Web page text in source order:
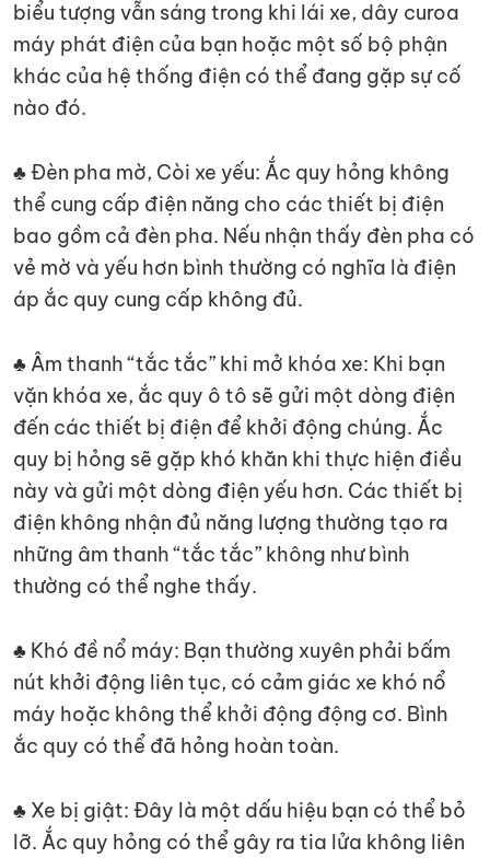
biểu tượng vẫn sáng trong khi lái xe, dây curoa
máy phát điện của bạn hoặc một số bộ phận
khác của hệ thống điện có thể đang gặp sự cố
nào đó.
♣ Đèn pha mờ, Còi xe yếu: Ắc quy hỏng không
thể cung cấp điện năng cho các thiết bị điện
bao gồm cả đèn pha. Nếu nhận thấy đèn pha có
vẻ mờ và yếu hơn bình thường có nghĩa là điện
áp ắc quy cung cấp không đủ.
♣ Âm thanh “tắc tắc” khi mở khóa xe: Khi bạn
vặn khóa xe, ắc quy ô tô sẽ gửi một dòng điện
đến các thiết bị điện để khởi động chúng. Ắc
quy bị hỏng sẽ gặp khó khăn khi thực hiện điều
này và gửi một dòng điện yếu hơn. Các thiết bị
điện không nhận đủ năng lượng thường tạo ra
những âm thanh “tắc tắc” không như bình
thường có thể nghe thấy.
♣ Khó đề nổ máy: Bạn thường xuyên phải bấm
nút khởi động liên tục, có cảm giác xe khó nổ
máy hoặc không thể khởi động động cơ. Bình
ắc quy có thể đã hỏng hoàn toàn.
♣ Xe bị giật: Đây là một dấu hiệu bạn có thể bỏ
lỡ. Ắc quy hỏng có thể gây ra tia lửa không liên